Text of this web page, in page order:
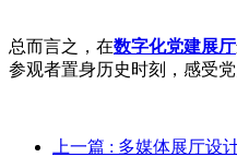
总而言之，在数字化党建展厅
参观者置身历史时刻，感受
上一篇 : 多媒体展厅设